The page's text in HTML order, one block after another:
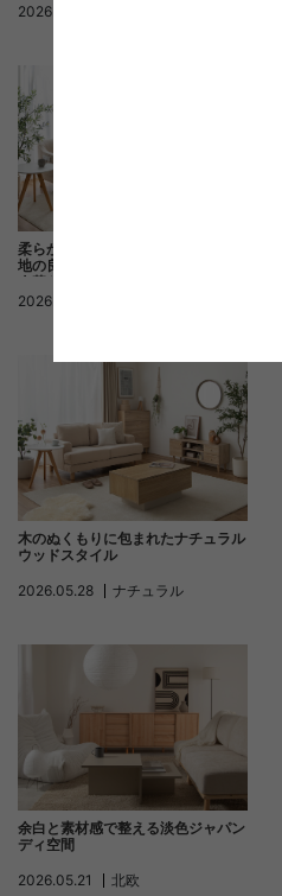
2026.06.23
柔らかなトーンで統一された、居心
地の良いナチュラルインテリアの一
人暮らし部屋
2026.06.22
木のぬくもりに包まれたナチュラル
ウッドスタイル
2026.05.28
ナチュラル
余白と素材感で整える淡色ジャパン
ディ空間
2026.05.21
北欧